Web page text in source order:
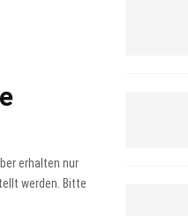
erhalten nur
werden. Bitte